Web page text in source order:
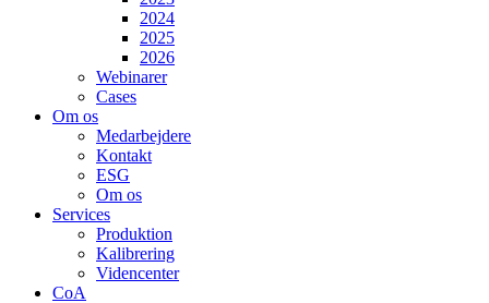
2024
2025
2026
Webinarer
Cases
Om os
Medarbejdere
Kontakt
ESG
Om os
Services
Produktion
Kalibrering
Videncenter
CoA